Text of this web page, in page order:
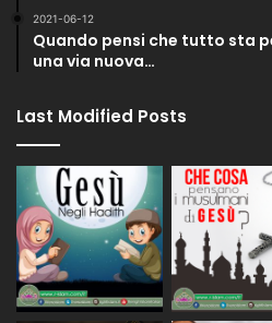
2021-06-12
Quando pensi che tutto sta
una via nuova…
Last Modified Posts